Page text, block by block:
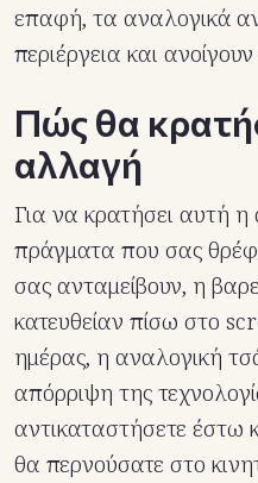
επαφή, τα αναλογικά
περιέργεια και
Πώς θα
αλλαγή
Για να κρατήσει αυτή
πράγματα που σας
σας ανταμείβουν, η
κατευθείαν πίσω στο
ημέρας, η αναλογική
απόρριψη της
αντικαταστήσετε έστω
θα περνούσατε στο